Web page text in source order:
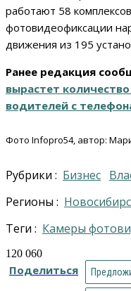
работают 58
фотовидеофиксации
движения из 195
Ранее редакция
вырастет
водителей с
Фото Infopro54, автор:
Рубрики : Бизнес
Регионы :
Теги :
Камеры
120 060
Поделиться